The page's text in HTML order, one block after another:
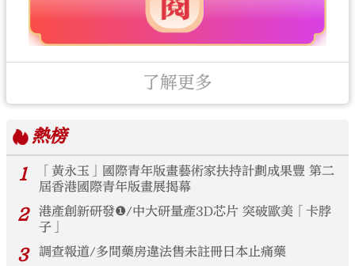
了解更多
熱榜
1
「黃永玉」國際青年版畫藝術家扶持計劃成果豐 第二
屆香港國際青年版畫展揭幕
2
港產創新研發❶/中大研量產3D芯片 突破歐美「卡脖
子」
3 調查報道/多間藥房違法售未註冊日本止痛藥